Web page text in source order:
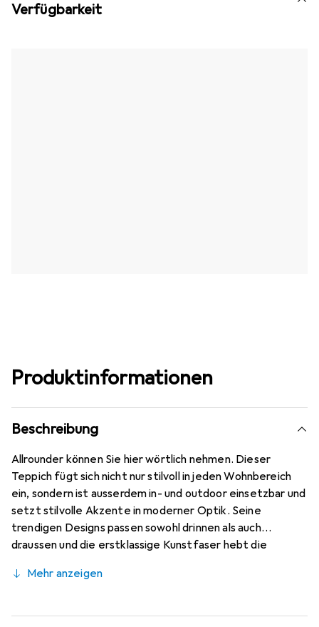
Verfügbarkeit
Produktinformationen
Beschreibung
Allrounder können Sie hier wörtlich nehmen. Dieser
Teppich fügt sich nicht nur stilvoll in jeden Wohnbereich
ein, sondern ist ausserdem in- und outdoor einsetzbar und
setzt stilvolle Akzente in moderner Optik. Seine
trendigen Designs passen sowohl drinnen als auch
draussen und die erstklassige Kunstfaser hebt die
robust und pflegeleicht. Verschiedene Farben und
hochwertige Garn aus 100% Polypropylen ist
Mehr anzeigen